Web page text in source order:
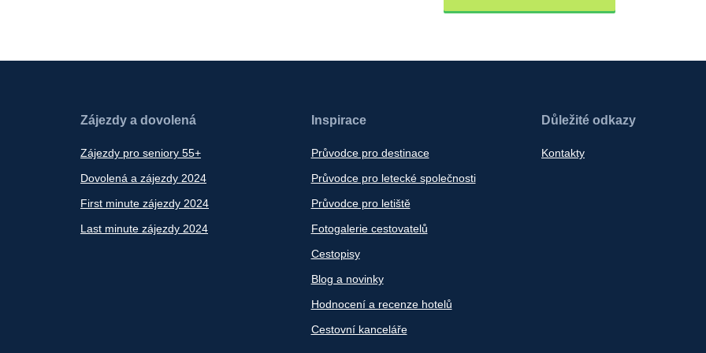
Zájezdy a dovolená
Zájezdy pro seniory 55+
Dovolená a zájezdy 2024
First minute zájezdy 2024
Last minute zájezdy 2024
Inspirace
Průvodce pro destinace
Průvodce pro letecké společnosti
Průvodce pro letiště
Fotogalerie cestovatelů
Cestopisy
Blog a novinky
Hodnocení a recenze hotelů
Cestovní kanceláře
Důležité odkazy
Kontakty